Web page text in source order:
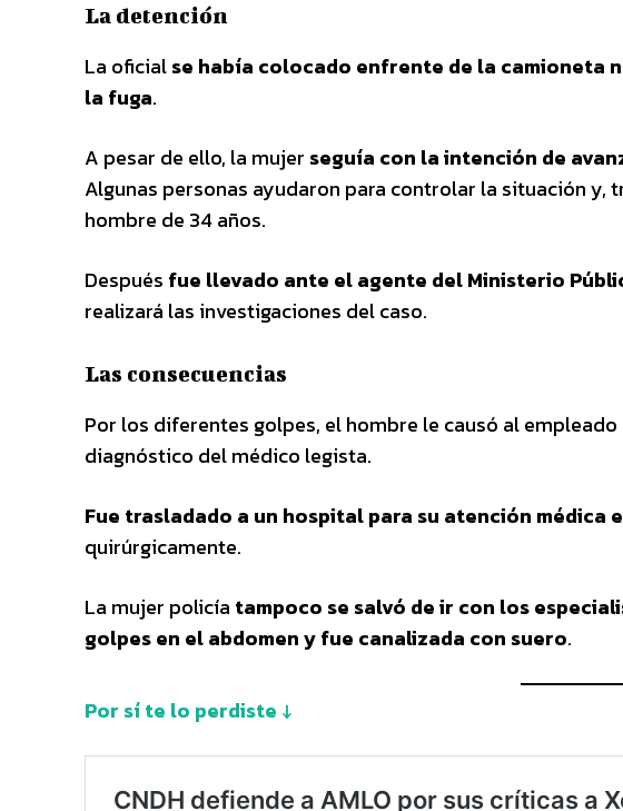
La detención
La oficialse había colocado enfrente de la camioneta
la fuga.
A pesar de ello, la mujer seguía con la intención de
Algunas personas ayudaron para controlar la situación
hombre de 34 años.
Después fue llevado ante el agente del Ministerio
realizará las investigaciones del caso.
Las consecuencias
Por los diferentes golpes, el hombre le causó al empleado
diagnóstico del médico legista.
Fue trasladado a un hospital para su atención médica
quirúrgicamente.
La mujer policía tampoco se salvó de ir con los
golpes en el abdomen y fue canalizada con suero.
Por sí te lo perdiste ↓